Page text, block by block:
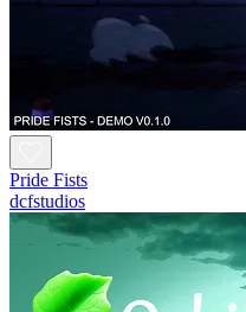
Pride Fists
dcfstudios